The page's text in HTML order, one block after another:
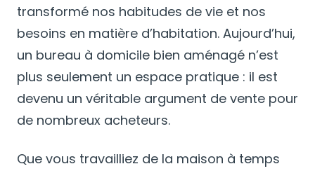
transformé nos habitudes de vie et nos
besoins en matière d’habitation. Aujourd’hui,
un bureau à domicile bien aménagé n’est
plus seulement un espace pratique : il est
devenu un véritable argument de vente pour
de nombreux acheteurs.
Que vous travailliez de la maison à temps